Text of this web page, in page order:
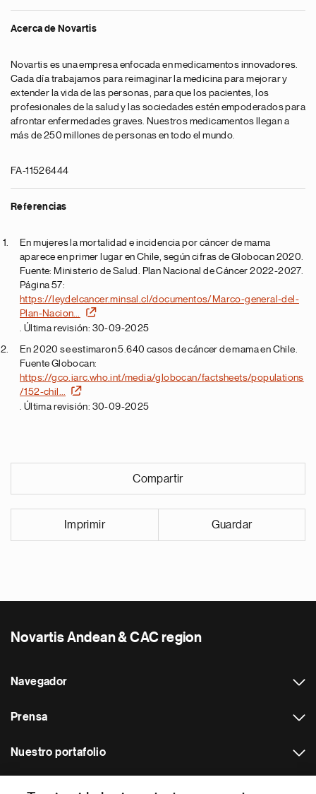
Acerca de Novartis
Novartis es una empresa enfocada en medicamentos innovadores.
Cada día trabajamos para reimaginar la medicina para mejorar y
extender la vida de las personas, para que los pacientes, los
profesionales de la salud y las sociedades estén empoderados para
afrontar enfermedades graves. Nuestros medicamentos llegan a
más de 250 millones de personas en todo el mundo.
FA-11526444
Referencias
En mujeres la mortalidad e incidencia por cáncer de mama
aparece en primer lugar en Chile, según cifras de Globocan 2020.
Fuente: Ministerio de Salud. Plan Nacional de Cáncer 2022-2027.
Página 57:
https://leydelcancer.minsal.cl/documentos/Marco-general-del-
Plan-Nacion…
. Última revisión: 30-09-2025
En 2020 se estimaron 5.640 casos de cáncer de mama en Chile.
Fuente Globocan:
https://gco.iarc.who.int/media/globocan/factsheets/populations
/152-chil…
. Última revisión: 30-09-2025
Compartir
Imprimir Guardar
Novartis Andean & CAC region
Navegador
Prensa
Nuestro portafolio